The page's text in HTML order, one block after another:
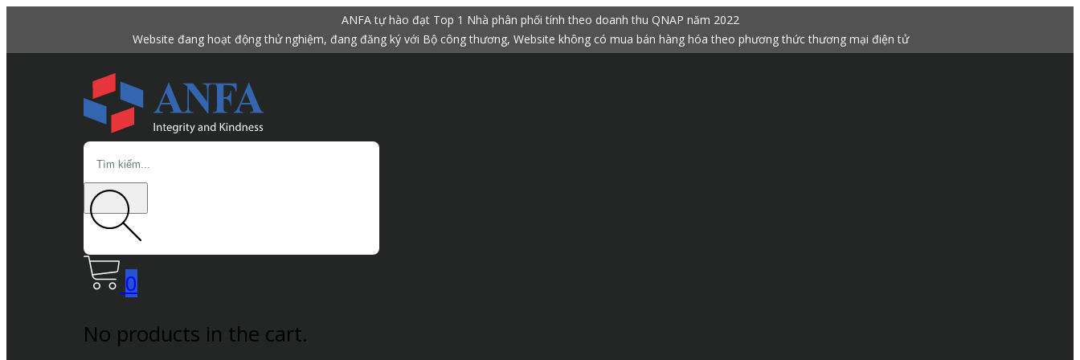
ANFA tự hào đạt Top 1 Nhà phân phối tính theo doanh thu QNAP năm 2022
Website đang hoạt động thử nghiệm, đang đăng ký với Bộ công thương, Website không có mua bán hàng hóa theo phương thức thương mại điện tử
Search
0
No products in the cart.